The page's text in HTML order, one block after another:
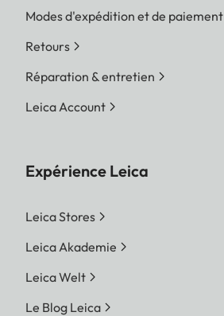
Modes d'expédition et de paiement
Retours
Réparation & entretien
Leica Account
Expérience Leica
Leica Stores
Leica Akademie
Leica Welt
Le Blog Leica